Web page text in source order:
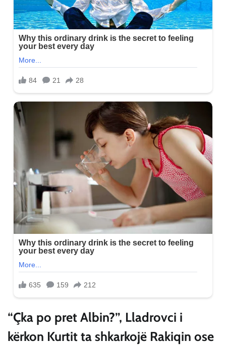
“Çka po pret Albin?”, Lladrovci i
kërkon Kurtit ta shkarkojë Rakiqin ose